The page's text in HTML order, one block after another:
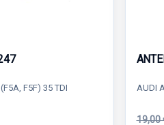
F5F) 35 TDI AUDI
19,00